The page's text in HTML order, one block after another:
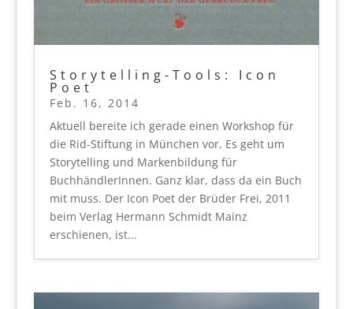
Storytelling-Tools: Icon
Poet
Feb. 16, 2014
Aktuell bereite ich gerade einen Workshop für
die Rid-Stiftung in München vor. Es geht um
Storytelling und Markenbildung für
BuchhändlerInnen. Ganz klar, dass da ein Buch
mit muss. Der Icon Poet der Brüder Frei, 2011
beim Verlag Hermann Schmidt Mainz
erschienen, ist...